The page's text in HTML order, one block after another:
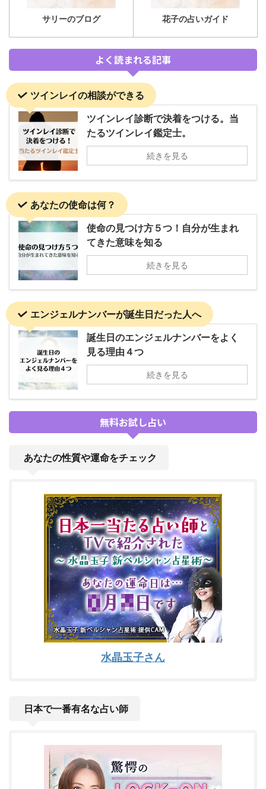
サリーのブログ 花子の占いガイド
よく読まれる記事
ツインレイの相談ができる
ツインレイ診断で決着をつける。当
たるツインレイ鑑定士。
続きを見る
あなたの使命は何？
使命の見つけ方５つ！自分が生まれ
てきた意味を知る
続きを見る
エンジェルナンバーが誕生日だった人へ
誕生日のエンジェルナンバーをよく
見る理由４つ
続きを見る
無料お試し占い
あなたの性質や運命をチェック
水晶玉子さん
日本で一番有名な占い師